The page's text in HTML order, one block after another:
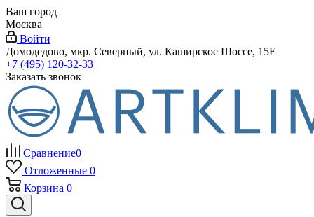
Ваш город
Москва
Войти
Домодедово, мкр. Северный, ул. Каширское Шоссе, 15Е
+7 (495) 120-32-33
Заказать звонок
Сравнение0
Отложенные 0
Корзина 0